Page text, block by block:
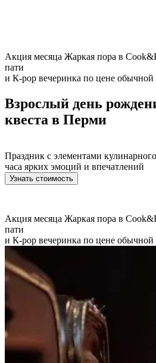
Акция месяца Жаркая пора в
пати
и К-рор вечеринка по цене
Взрослый день
квеста в Перми
Праздник с элементами
часа ярких эмоций и впечатлений
Узнать стоимость
Акция месяца Жаркая пора в
пати
и К-рор вечеринка по цене